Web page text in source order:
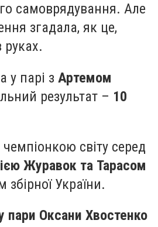
самоврядування. Але
згадала, як це,
у парі з Артемом
результат – 10
чемпіонкою світу серед
Журавок та Тарасом
збірної України.
пари Оксани Хвостенко